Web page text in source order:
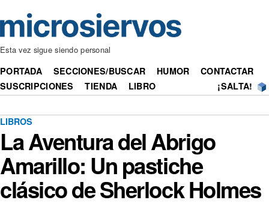
Esta vez sigue siendo personal
PORTADA SECCIONES/BUSCAR HUMOR
CONTACTAR
SUSCRIPCIONES
TIENDA LIBRO ¡SALTA!
LIBROS
La Aventura del Abrigo
Amarillo: Un pastiche
clásico de Sherlock Holmes